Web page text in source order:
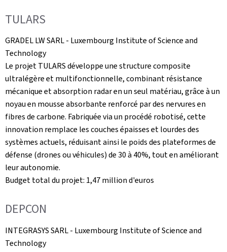
TULARS
GRADEL LW SARL - Luxembourg Institute of Science and
Technology
Le projet TULARS développe une structure composite
ultralégère et multifonctionnelle, combinant résistance
mécanique et absorption radar en un seul matériau, grâce à un
noyau en mousse absorbante renforcé par des nervures en
fibres de carbone. Fabriquée via un procédé robotisé, cette
innovation remplace les couches épaisses et lourdes des
systèmes actuels, réduisant ainsi le poids des plateformes de
défense (drones ou véhicules) de 30 à 40%, tout en améliorant
leur autonomie.
Budget total du projet: 1,47 million d'euros
DEPCON
INTEGRASYS SARL - Luxembourg Institute of Science and
Technology